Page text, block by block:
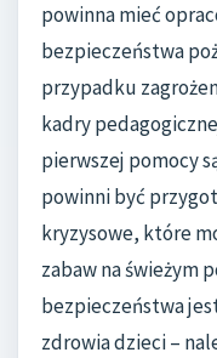
powinna mieć
bezpieczeństwa
przypadku
kadry
pierwszej pomocy
powinni być
kryzysowe, które
zabaw na świeżym
bezpieczeństwa
zdrowia dzieci –